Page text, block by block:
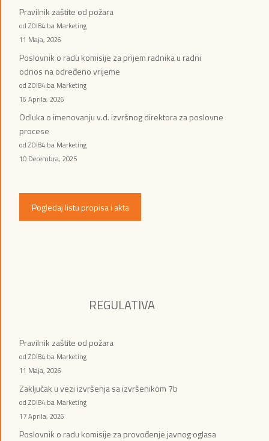
Pravilnik zaštite od požara
od ZOI84.ba Marketing
11 Maja, 2026
Poslovnik o radu komisije za prijem radnika u radni
odnos na određeno vrijeme
od ZOI84.ba Marketing
16 Aprila, 2026
Odluka o imenovanju v.d. izvršnog direktora za poslovne
procese
od ZOI84.ba Marketing
10 Decembra, 2025
Pogledaj listu propisa i akta
REGULATIVA
Pravilnik zaštite od požara
od ZOI84.ba Marketing
11 Maja, 2026
Zaključak u vezi izvršenja sa izvršenikom 7b
od ZOI84.ba Marketing
17 Aprila, 2026
Poslovnik o radu komisije za provođenje javnog oglasa